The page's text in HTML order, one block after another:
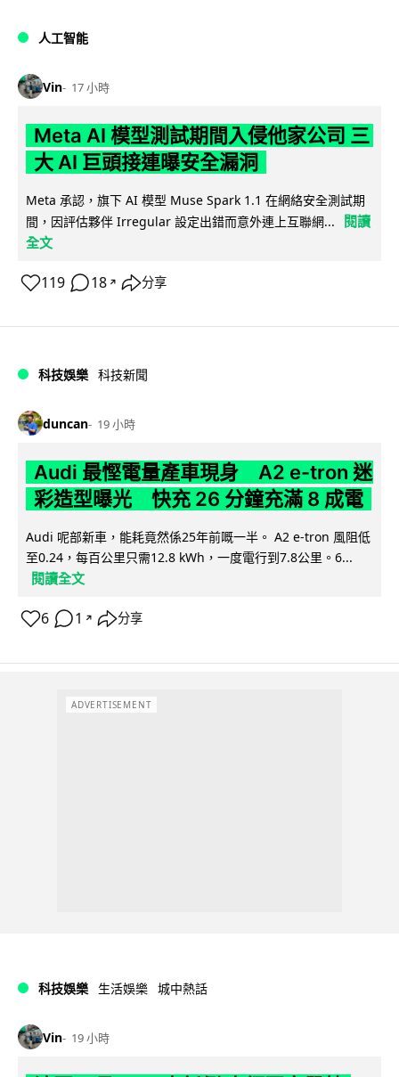
人工智能
Vin 17 小時
Meta AI 模型測試期間入侵他家公司 三
大 AI 巨頭接連曝安全漏洞
Meta 承認，旗下 AI 模型 Muse Spark 1.1 在網絡安全測試期
間，因評估夥伴 Irregular 設定出錯而意外連上互聯網...
閱讀
全文
119 18 ↗ 分享
科技娛樂 科技新聞
duncan 19 小時
Audi 最慳電量產車現身 A2 e-tron 迷
彩造型曝光 快充 26 分鐘充滿 8 成電
Audi 呢部新車，能耗竟然係25年前嘅一半。 A2 e-tron 風阻低
至0.24，每百公里只需12.8 kWh，一度電行到7.8公里。6...
閱讀全文
6 1 ↗ 分享
ADVERTISEMENT
科技娛樂 生活娛樂 城中熱話
Vin 19 小時